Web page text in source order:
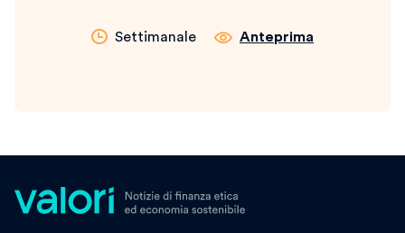
Settimanale Anteprima